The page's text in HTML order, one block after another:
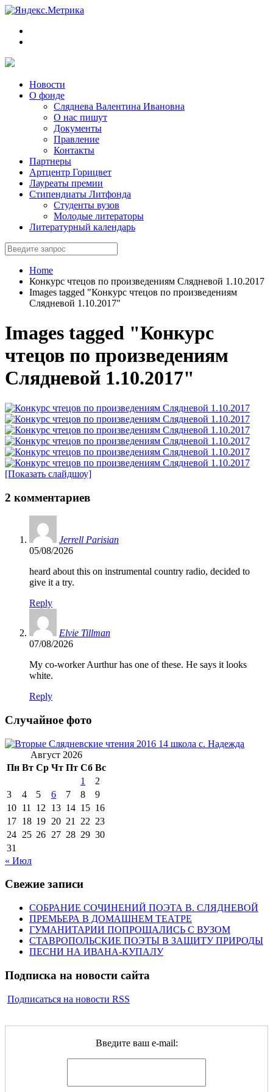
Новости
О фонде
Сляднева Валентина Ивановна
О нас пишут
Документы
Правление
Контакты
Партнеры
Артцентр Горицвет
Лауреаты премии
Стипендиаты Литфонда
Студенты вузов
Молодые литераторы
Литературный календарь
Home
Конкурс чтецов по произведениям Слядневой 1.10.2017
Images tagged "Конкурс чтецов по произведениям
Слядневой 1.10.2017"
Images tagged "Конкурс
чтецов по произведениям
Слядневой 1.10.2017"
[Показать слайдшоу]
2 комментариев
Jerrell Parisian
05/08/2026
heard about this on instrumental country radio, decided to
give it a try.
Reply
Elvie Tillman
07/08/2026
My co-worker Aurthur has one of these. He says it looks
white.
Reply
Случайное фото
Август 2026
Пн Вт Ср Чт Пт Сб Вс
1
2
3
4 5 6 7 8
9
10 11 12 13 14 15 16
17 18 19 20 21 22 23
24 25 26 27 28 29 30
31
« Июл
Свежие записи
СОБРАНИЕ СОЧИНЕНИЙ ПОЭТА В. СЛЯДНЕВОЙ
ПРЕМЬЕРА В ДОМАШНЕМ ТЕАТРЕ
ГУМАНИТАРИИ ПОПРОЩАЛИСЬ С ВУЗОМ
СТАВРОПОЛЬСКИЕ ПОЭТЫ В ЗАЩИТУ ПРИРОДЫ
ПЕСНИ НА ИВАНА-КУПАЛУ
Подписка на новости сайта
Подписаться на новости RSS
Введите ваш e-mail: